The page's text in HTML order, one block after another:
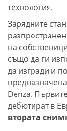
технология.
Зарядните
на
също да ги
да изгради и
Denza.
дебютират в
втората